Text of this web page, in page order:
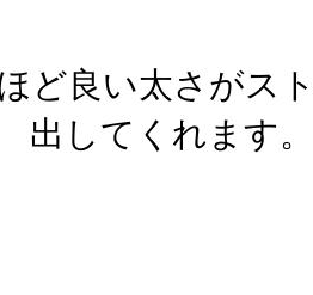
ど良い太さがス
出してくれます。